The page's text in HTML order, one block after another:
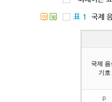
연 북 표 1 국제
국제 음
기호
p